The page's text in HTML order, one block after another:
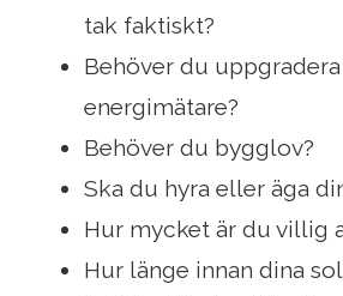
tak faktiskt?
Behöver du
energimätare?
Behöver du bygglov?
Ska du hyra eller äga
Hur mycket är du villig
Hur länge innan dina